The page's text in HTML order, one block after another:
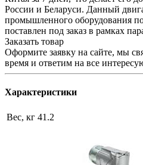
России и Беларуси. Данный
промышленного оборудования
поставлен под заказ в рамках
Заказать товар
Оформите заявку на сайте, мы
время и ответим на все
Характеристики
Вес, кг 41.2